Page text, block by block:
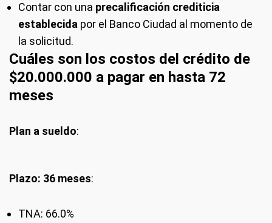
Contar con una precalificación crediticia
establecida por el Banco Ciudad al momento de
la solicitud.
Cuáles son los costos del crédito de
$20.000.000 a pagar en hasta 72
meses
Plan a sueldo:
Plazo: 36 meses:
TNA: 66.0%